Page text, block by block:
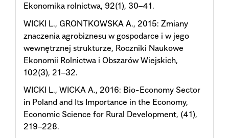
Ekonomika rolnictwa, 92(1), 30–41.
WICKI L., GRONTKOWSKA A., 2015: Zmiany
znaczenia agrobiznesu w gospodarce i w jego
wewnętrznej strukturze, Roczniki Naukowe
Ekonomii Rolnictwa i Obszarów Wiejskich,
102(3), 21–32.
WICKI L., WICKA A., 2016: Bio-Economy Sector
in Poland and Its Importance in the Economy,
Economic Science for Rural Development, (41),
219–228.